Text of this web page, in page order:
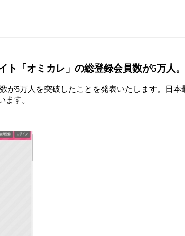
ト「オミカレ」の総登録会員数が5万人。
が5万人を突破したことを発表いたします。日
す。